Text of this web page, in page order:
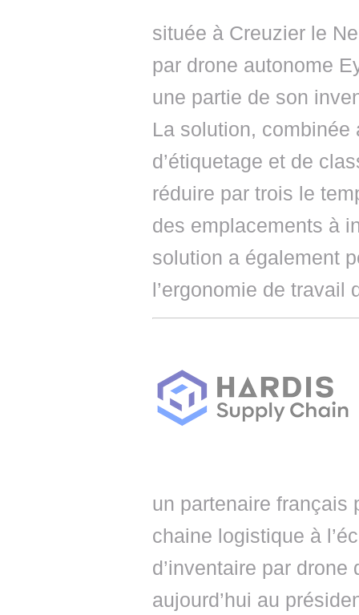
située à Creuzier le
par drone autonome
une partie de son
La solution,
d’étiquetage et de
réduire par trois le
des emplacements à
solution a également
l’ergonomie de travail
un partenaire français
chaine logistique à
d’inventaire par drone
aujourd’hui au